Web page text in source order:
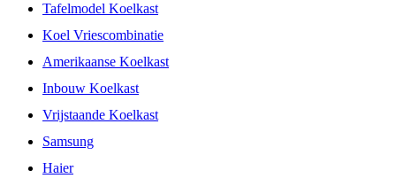
Tafelmodel Koelkast
Koel Vriescombinatie
Amerikaanse Koelkast
Inbouw Koelkast
Vrijstaande Koelkast
Samsung
Haier